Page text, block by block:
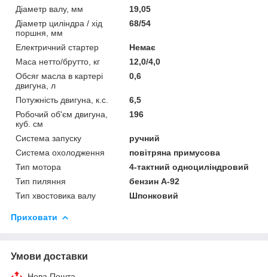
Діаметр валу, мм
19,05
Діаметр циліндра / хід
поршня, мм
68/54
Електричний стартер
Немає
Маса нетто/брутто, кг
12,0/4,0
Обсяг масла в картері
двигуна, л
0,6
Потужність двигуна, к.с.
6,5
Робочий об'єм двигуна,
куб. см
196
Система запуску
ручний
Система охолодження
повітряна примусова
Тип мотора
4-тактний одноциліндровий
Тип пиляння
бензин А-92
Тип хвостовика валу
Шпонковий
Приховати
Умови доставки